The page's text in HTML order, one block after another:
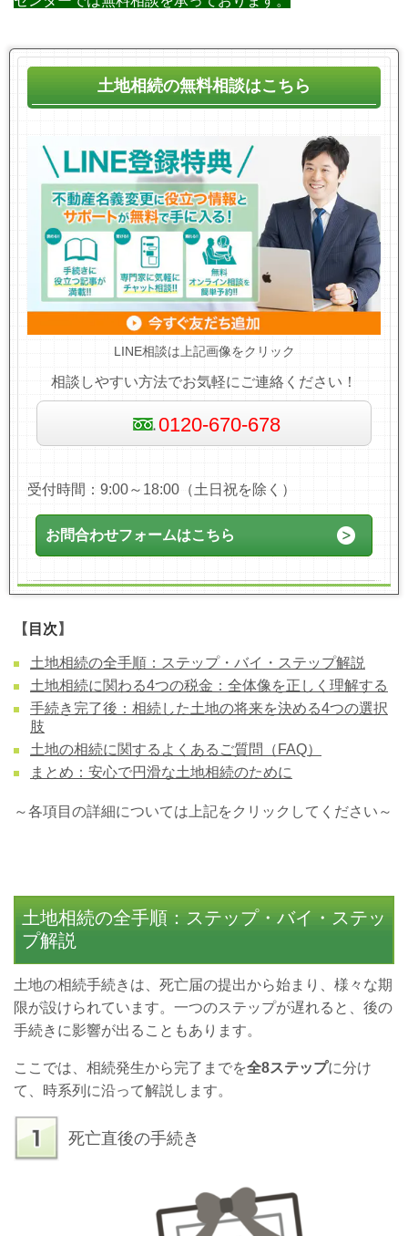
土地相続の無料相談はこちら
LINE相談は上記画像をクリック
相談しやすい方法でお気軽にご連絡ください！
0120-670-678
受付時間：9:00～18:00（土日祝を除く）
お問合わせフォームはこちら
【 目次 】
土地相続の全手順：ステップ・バイ・ステップ解説
土地相続に関わる4つの税金：全体像を正しく理解する
手続き完了後：相続した土地の将来を決める4つの選択
肢
土地の相続に関するよくあるご質問（FAQ）
まとめ：安心で円滑な土地相続のために
～各項目の詳細については上記をクリックしてください～
土地相続の全手順：ステップ・バイ・ステッ
プ解説
土地の相続手続きは、死亡届の提出から始まり、様々な期
限が設けられています。一つのステップが遅れると、後の
手続きに影響が出ることもあります。
ここでは、相続発生から完了までを全8ステップに分け
て、時系列に沿って解説します。
死亡直後の手続き